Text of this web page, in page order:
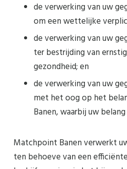
de verwerking van uw
om een wettelijke
de verwerking van uw
ter bestrijding van
gezondheid; en
de verwerking van uw
met het oog op het
Banen, waarbij uw
Matchpoint Banen verwerkt
ten behoeve van een